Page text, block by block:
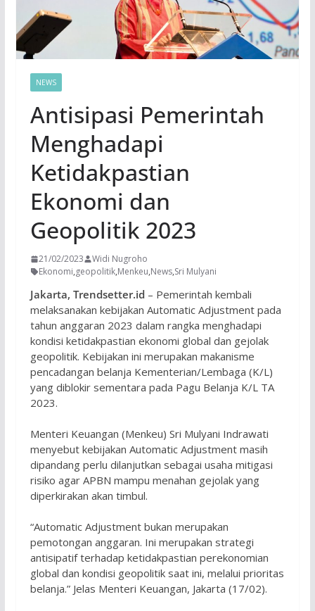
NEWS
Antisipasi Pemerintah
Menghadapi
Ketidakpastian
Ekonomi dan
Geopolitik 2023
21/02/2023
Widi Nugroho
Ekonomi,geopolitik,Menkeu,News,Sri Mulyani
Jakarta, Trendsetter.id – Pemerintah kembali
melaksanakan kebijakan Automatic Adjustment pada
tahun anggaran 2023 dalam rangka menghadapi
kondisi ketidakpastian ekonomi global dan gejolak
geopolitik. Kebijakan ini merupakan makanisme
pencadangan belanja Kementerian/Lembaga (K/L)
yang diblokir sementara pada Pagu Belanja K/L TA
2023.
Menteri Keuangan (Menkeu) Sri Mulyani Indrawati
menyebut kebijakan Automatic Adjustment masih
dipandang perlu dilanjutkan sebagai usaha mitigasi
risiko agar APBN mampu menahan gejolak yang
diperkirakan akan timbul.
“Automatic Adjustment bukan merupakan
pemotongan anggaran. Ini merupakan strategi
antisipatif terhadap ketidakpastian perekonomian
global dan kondisi geopolitik saat ini, melalui prioritas
belanja.” Jelas Menteri Keuangan, Jakarta (17/02).